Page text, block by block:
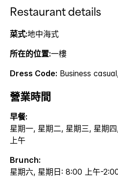
Restaurant details
菜式:地中海式
所在的位置:一樓
Dress Code: Business
營業時間
早餐:
星期一, 星期二, 星期三, 星期
上午
Brunch:
星期六, 星期日: 8:00 上午-